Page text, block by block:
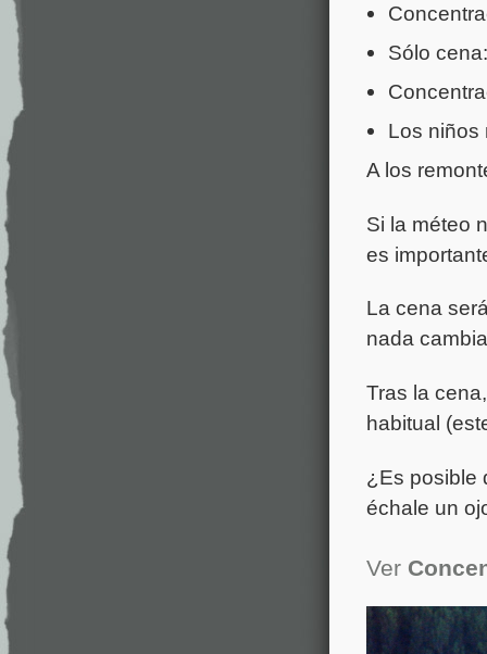
Sólo
Los niños
A los
Si la méteo
es
La cena
nada
Tras la
habitual
¿Es posible
échale un
Ver